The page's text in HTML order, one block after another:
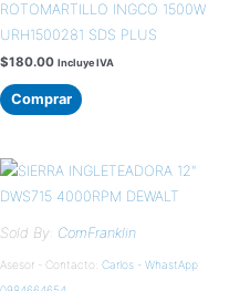
ROTOMARTILLO INGCO 1500W
URH1500281 SDS PLUS
$180.00 Incluye IVA
Comprar
Sold By: ComFranklin
Asesor - Contacto: Carlos - WhastApp